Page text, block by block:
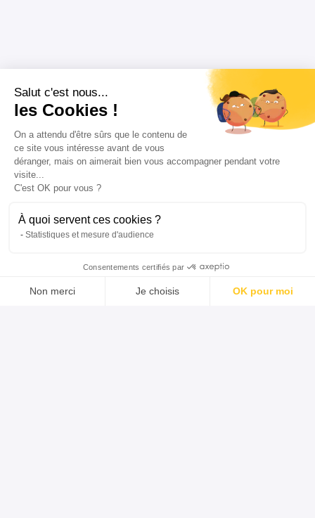
Salut c'est nous...
les Cookies !
On a attendu d'être sûrs que le contenu de
ce site vous intéresse avant de vous
déranger, mais on aimerait bien vous accompagner pendant votre
visite...
C'est OK pour vous ?
À quoi servent ces cookies ?
Statistiques et mesure d'audience
Consentements certifiés par
Non merci Je choisis OK pour moi